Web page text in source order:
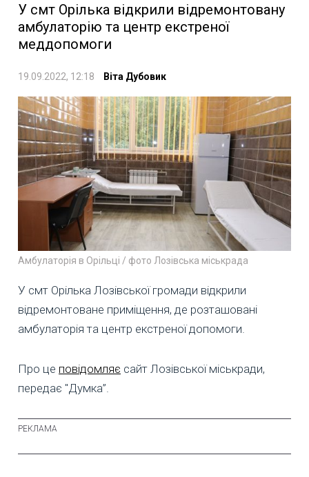
У смт Орілька відкрили відремонтовану
амбулаторію та центр екстреної
меддопомоги
19.09.2022, 12:18 Віта Дубовик
Амбулаторія в Орільці / фото Лозівська міськрада
У смт Орілька Лозівської громади відкрили
відремонтоване приміщення, де розташовані
амбулаторія та центр екстреної допомоги.
Про це повідомляє сайт Лозівської міськради,
передає "Думка”.